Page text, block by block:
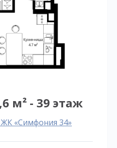
м² - 39 этаж
«Симфония 34»